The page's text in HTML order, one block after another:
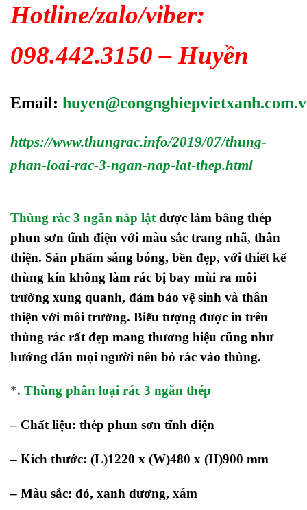
Hotline/zalo/viber:
098.442.3150 – Huyền
Email:
https://www.thungrac.info/2019/07/thung-
phan-loai-rac-3-ngan-nap-lat-thep.html
Thùng rác 3 ngăn nắp lật được làm bằng thép
phun sơn tĩnh điện với màu sắc trang nhã, thân
thiện. Sản phẩm sáng bóng, bền đẹp, với thiết kế
thùng kín không làm rác bị bay mùi ra môi
trường xung quanh, đảm bảo vệ sinh và thân
thiện với môi trường. Biểu tượng được in trên
thùng rác rất đẹp mang thương hiệu cũng như
hướng dẫn mọi người nên bỏ rác vào thùng.
*. Thùng phân loại rác 3 ngăn thép
– Chất liệu: thép phun sơn tĩnh điện
– Kích thước: (L)1220 x (W)480 x (H)900 mm
– Màu sắc: đỏ, xanh dương, xám